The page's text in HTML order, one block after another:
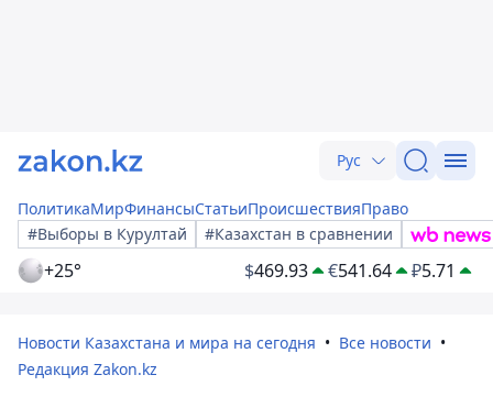
Рус
ПолитикаМирФинансыСтатьиПроисшествияПраво
#Выборы в Курултай
#Казахстан в сравнении
+25° $469.93 €541.64 ₽5.71
Новости Казахстана и мира на сегодня
Все новости
Редакция Zakon.kz